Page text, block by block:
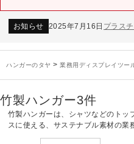
お知らせ 2026年3月7日
お知らせ
2025年7月16日
お知らせ
2025年7月16日
お知らせ
2025年3月14日木製ハ
2024年12月19日
ハンガーのタヤ > 業務用ディスプレイツー
竹製ハンガー3件
竹製ハンガーは、シャツなどのトッ
スに使える、サステナブル素材の業